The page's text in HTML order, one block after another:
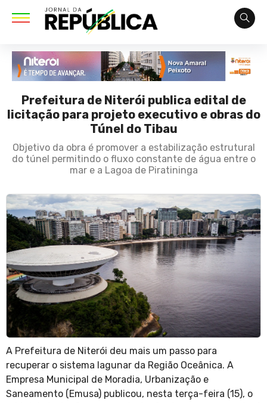
Prefeitura de Niterói publica edital de
licitação para projeto executivo e obras do
Túnel do Tibau
Objetivo da obra é promover a estabilização estrutural
do túnel permitindo o fluxo constante de água entre o
mar e a Lagoa de Piratininga
A Prefeitura de Niterói deu mais um passo para
recuperar o sistema lagunar da Região Oceânica. A
Empresa Municipal de Moradia, Urbanização e
Saneamento (Emusa) publicou, nesta terça-feira (15), o